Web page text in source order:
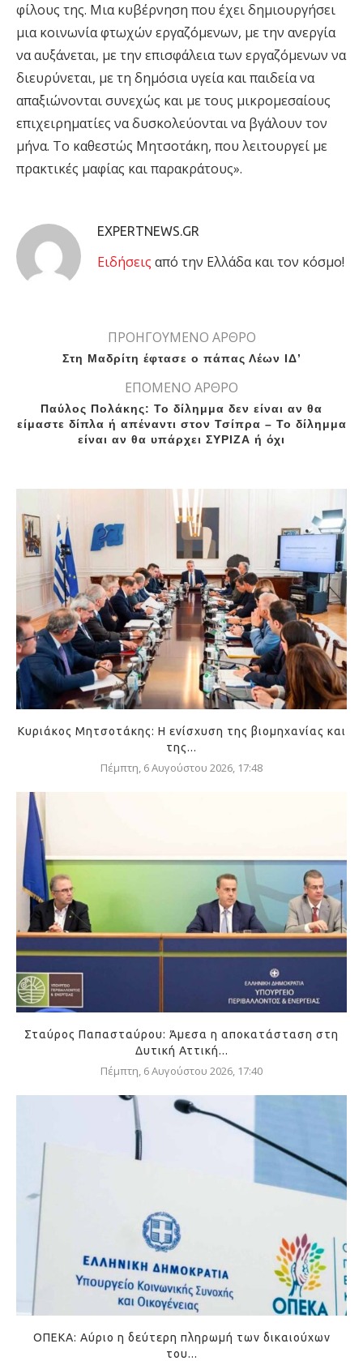
φίλους της. Μια κυβέρνηση που έχει δημιουργήσει
μια κοινωνία φτωχών εργαζόμενων, με την ανεργία
να αυξάνεται, με την επισφάλεια των εργαζόμενων να
διευρύνεται, με τη δημόσια υγεία και παιδεία να
απαξιώνονται συνεχώς και με τους μικρομεσαίους
επιχειρηματίες να δυσκολεύονται να βγάλουν τον
μήνα. Το καθεστώς Μητσοτάκη, που λειτουργεί με
πρακτικές μαφίας και παρακράτους».
EXPERTNEWS.GR
Eιδήσεις από την Ελλάδα και τον κόσμο!
ΠΡΟΗΓΟΥΜΕΝΟ ΑΡΘΡΟ
Στη Μαδρίτη έφτασε ο πάπας Λέων ΙΔ’
ΕΠΟΜΕΝΟ ΑΡΘΡΟ
Παύλος Πολάκης: Το δίλημμα δεν είναι αν θα
είμαστε δίπλα ή απέναντι στον Τσίπρα – Το δίλημμα
είναι αν θα υπάρχει ΣΥΡΙΖΑ ή όχι
Κυριάκος Μητσοτάκης: Η ενίσχυση της βιομηχανίας και
της...
Πέμπτη, 6 Αυγούστου 2026, 17:48
Σταύρος Παπασταύρου: Άμεσα η αποκατάσταση στη
Δυτική Αττική...
Πέμπτη, 6 Αυγούστου 2026, 17:40
ΟΠΕΚΑ: Αύριο η δεύτερη πληρωμή των δικαιούχων
του...